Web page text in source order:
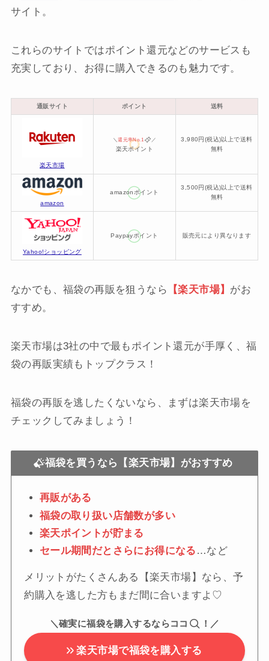
サイト。
これらのサイトではポイント還元などのサービスも
充実しており、お得に購入できるのも魅力です。
通販サイト ポイント 送料
楽天市場
＼還元率No.1 ／
楽天ポイント
3,980円(税込)以上で送料
無料
amazon
amazonポイント
3,500円(税込)以上で送料
無料
Yahoo!ショッピング
Paypayポイント 販売元により異なります
なかでも、福袋の再販を狙うなら 【楽天市場】 がお
すすめ。
楽天市場は3社の中で最もポイント還元が手厚く、福
袋の再販実績もトップクラス！
福袋の再販を逃したくないなら、まずは楽天市場を
チェックしてみましょう！
福袋を買うなら【楽天市場】がおすすめ
再販がある
福袋の取り扱い店舗数が多い
楽天ポイントが貯まる
セール期間だとさらにお得になる …など
メリットがたくさんある【楽天市場】なら、予
約購入を逃した方もまだ間に合いますよ♡
＼確実に福袋を購入するならココ ！／
楽天市場で福袋を購入する